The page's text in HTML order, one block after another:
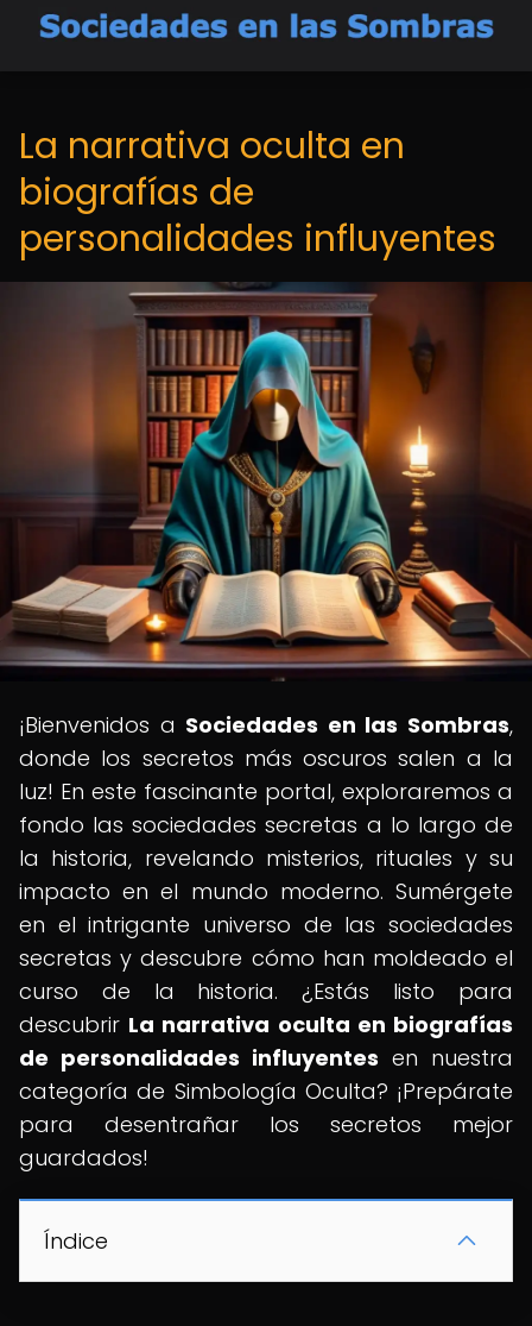
La narrativa oculta en
biografías de
personalidades influyentes
¡Bienvenidos a Sociedades en las Sombras,
donde los secretos más oscuros salen a la
luz! En este fascinante portal, exploraremos a
fondo las sociedades secretas a lo largo de
la historia, revelando misterios, rituales y su
impacto en el mundo moderno. Sumérgete
en el intrigante universo de las sociedades
secretas y descubre cómo han moldeado el
curso de la historia. ¿Estás listo para
descubrir La narrativa oculta en biografías
de personalidades influyentes en nuestra
categoría de Simbología Oculta? ¡Prepárate
para desentrañar los secretos mejor
guardados!
Índice